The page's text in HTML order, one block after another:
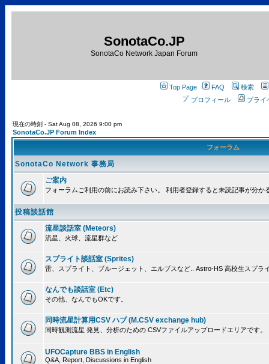
SonotaCo.JP
SonotaCo Network Japan Forum
Top Page FAQ
検索
プロフィール
プライ
現在の時刻 - Sat Aug 08, 2026 9:00 pm
SonotaCo.JP Forum Index
フォーラム
SonotaCo Network 事務局
ご案内
フォーラムご利用の前にお読み下さい。 利用者登録すると未読記事が分か
投稿談話館
流星談話室 (Meteors)
流星、火球、流星群など
スプライト談話室 (Sprites)
雷、スプライト、ブルージェット、エルブスなど.. Astro-HS 高校生スプラ
なんでも談話室 (Etc)
その他、なんでもOKです。
同時流星計算用CSV ハブ (M.CSV exchange hub)
同時観測流星 発見、分析のための CSVファイルアップロードエリアです。
UFOCapture BBS in English
Q&A, Report, Discussions in English